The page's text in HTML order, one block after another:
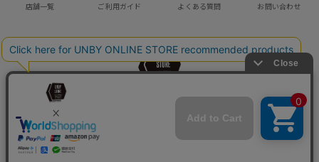
店舗一覧 ご利用ガイド よくある質問 お問い合わせ
UNBY GENERAL GOODS STORE